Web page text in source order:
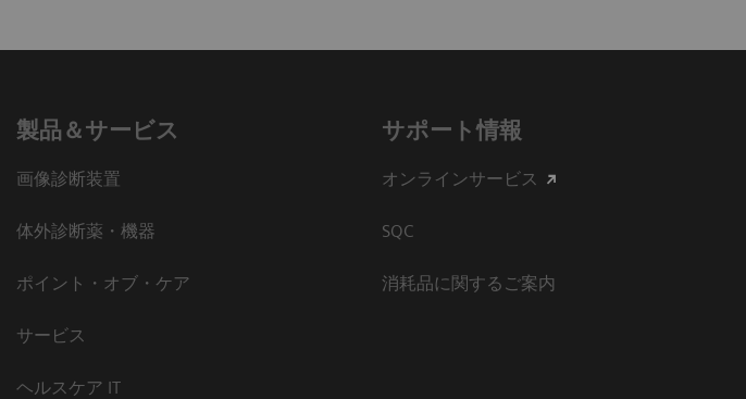
製品＆サービス
画像診断装置
体外診断薬・機器
ポイント・オブ・ケア
サービス
ヘルスケア IT
サポート情報
オンラインサービス
SQC
消耗品に関するご案内